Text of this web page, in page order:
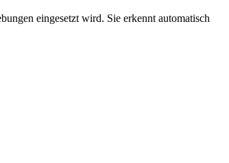
eingesetzt wird. Sie erkennt automatisch